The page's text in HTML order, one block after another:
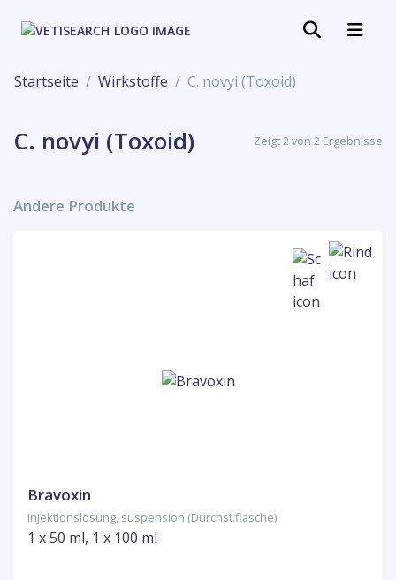
Startseite Wirkstoffe C. novyi (Toxoid)
C. novyi (Toxoid) Zeigt 2 von 2 Ergebnisse
Andere Produkte
Bravoxin
Injektionslösung, suspension (Durchst.flasche)
1 x 50 ml, 1 x 100 ml